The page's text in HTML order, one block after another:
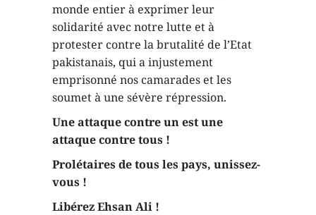
monde entier à exprimer leur
solidarité avec notre lutte et à
protester contre la brutalité de l’Etat
pakistanais, qui a injustement
emprisonné nos camarades et les
soumet à une sévère répression.
Une attaque contre un est une
attaque contre tous !
Prolétaires de tous les pays, unissez-
vous !
Libérez Ehsan Ali !